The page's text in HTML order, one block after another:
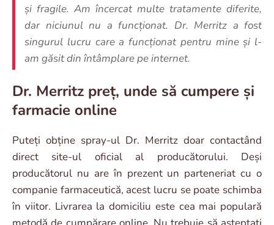
și fragile. Am încercat multe tratamente diferite,
dar niciunul nu a funcționat. Dr. Merritz a fost
singurul lucru care a funcționat pentru mine și l-
am găsit din întâmplare pe internet.
Dr. Merritz preț, unde să cumpere și
farmacie online
Puteți obține spray-ul Dr. Merritz doar contactând
direct site-ul oficial al producătorului. Deși
producătorul nu are în prezent un parteneriat cu o
companie farmaceutică, acest lucru se poate schimba
în viitor. Livrarea la domiciliu este cea mai populară